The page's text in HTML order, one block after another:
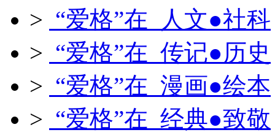
> “爱格”在 人文●社科
> “爱格”在 传记●历史
> “爱格”在 漫画●绘本
> “爱格”在 经典●致敬